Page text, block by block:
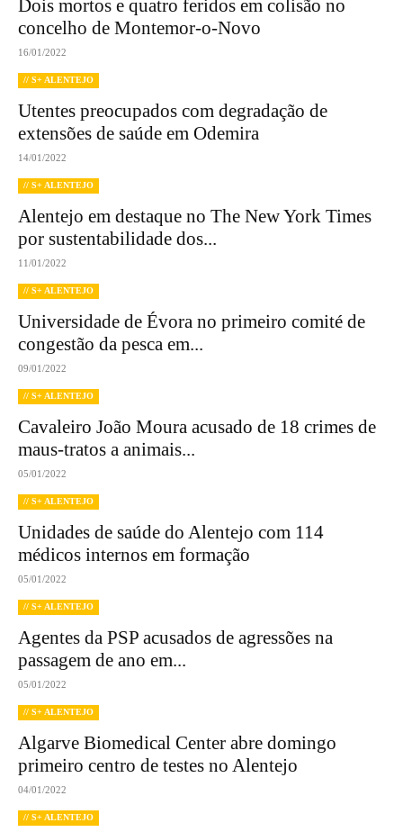
Dois mortos e quatro feridos em colisão no
concelho de Montemor-o-Novo
16/01/2022
// S+ ALENTEJO
Utentes preocupados com degradação de
extensões de saúde em Odemira
14/01/2022
// S+ ALENTEJO
Alentejo em destaque no The New York Times
por sustentabilidade dos...
11/01/2022
// S+ ALENTEJO
Universidade de Évora no primeiro comité de
congestão da pesca em...
09/01/2022
// S+ ALENTEJO
Cavaleiro João Moura acusado de 18 crimes de
maus-tratos a animais...
05/01/2022
// S+ ALENTEJO
Unidades de saúde do Alentejo com 114
médicos internos em formação
05/01/2022
// S+ ALENTEJO
Agentes da PSP acusados de agressões na
passagem de ano em...
05/01/2022
// S+ ALENTEJO
Algarve Biomedical Center abre domingo
primeiro centro de testes no Alentejo
04/01/2022
// S+ ALENTEJO